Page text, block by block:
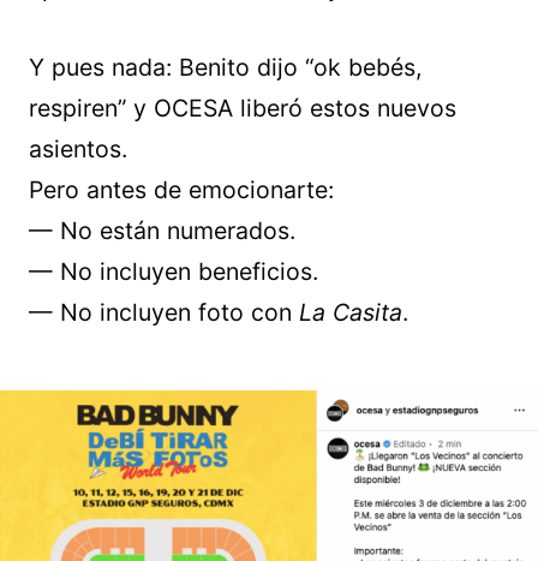
Y pues nada: Benito dijo “ok bebés,
respiren” y OCESA liberó estos nuevos
asientos.
Pero antes de emocionarte:
— No están numerados.
— No incluyen beneficios.
— No incluyen foto con La Casita.